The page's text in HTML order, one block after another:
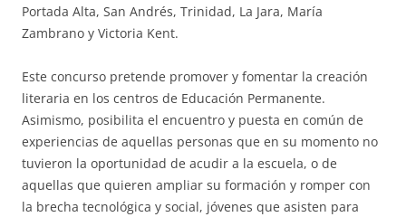
Portada Alta, San Andrés, Trinidad, La Jara, María
Zambrano y Victoria Kent.
Este concurso pretende promover y fomentar la creación
literaria en los centros de Educación Permanente.
Asimismo, posibilita el encuentro y puesta en común de
experiencias de aquellas personas que en su momento no
tuvieron la oportunidad de acudir a la escuela, o de
aquellas que quieren ampliar su formación y romper con
la brecha tecnológica y social, jóvenes que asisten para